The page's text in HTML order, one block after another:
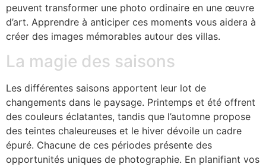
peuvent transformer une photo ordinaire en une œuvre
d’art. Apprendre à anticiper ces moments vous aidera à
créer des images mémorables autour des villas.
La magie des saisons
Les différentes saisons apportent leur lot de
changements dans le paysage. Printemps et été offrent
des couleurs éclatantes, tandis que l’automne propose
des teintes chaleureuses et le hiver dévoile un cadre
épuré. Chacune de ces périodes présente des
opportunités uniques de photographie. En planifiant vos